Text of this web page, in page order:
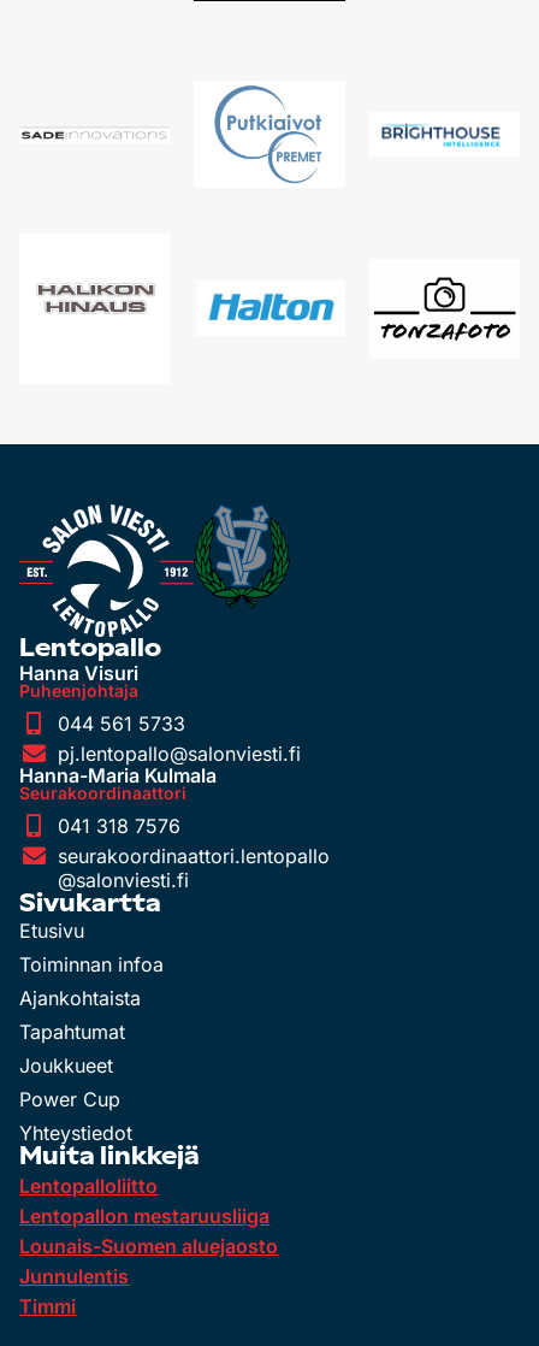
Lentopallo
Hanna Visuri
Puheenjohtaja
044 561 5733
pj.lentopallo@salonviesti.fi
Hanna-Maria Kulmala
Seurakoordinaattori
041 318 7576
seurakoordinaattori.lentopallo
@salonviesti.fi
Sivukartta
Etusivu
Toiminnan infoa
Ajankohtaista
Tapahtumat
Joukkueet
Power Cup
Yhteystiedot
Muita linkkejä
Lentopalloliitto
Lentopallon mestaruusliiga
Lounais-Suomen aluejaosto
Junnulentis
Timmi